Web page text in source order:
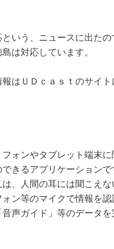
いう、ニュースに出た
は対応しています。
はＵＤｃａｓｔのサイト
ォンやタブレット端末に
きるアプリケーションで
、人間の耳には聞こえな
ン等のマイクで情報を認
声ガイド」等のデータ